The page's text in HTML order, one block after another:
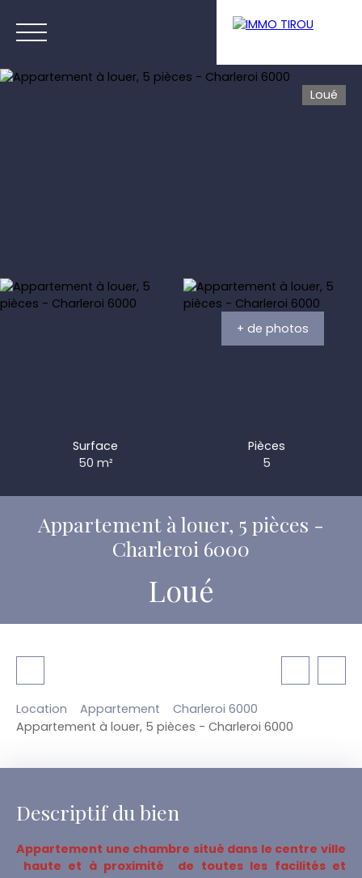
Loué
+ de photos
Surface
50 m²
Pièces
5
Appartement à louer, 5 pièces -
Charleroi 6000
Loué
Location Appartement
Charleroi 6000
Appartement à louer, 5 pièces - Charleroi 6000
Descriptif du bien
Appartement une chambre situé dans le centre ville
haute et à proximité de toutes les facilités et